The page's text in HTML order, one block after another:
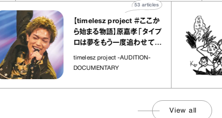
【timelesz project ＃ここか
ら始まる物語】原嘉孝「タイプ
ロは夢をもう一度追わせてく
れた場所」
timelesz project -AUDITION-
DOCUMENTARY
articles
View all